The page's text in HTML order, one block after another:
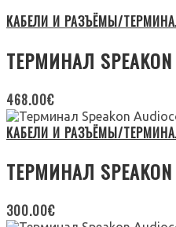
КАБЕЛИ И РАЗЪЁМЫ/ТЕРМИНАЛ
ТЕРМИНАЛ SPEAKON
468.00€
КАБЕЛИ И РАЗЪЁМЫ/ТЕРМИНАЛ
ТЕРМИНАЛ SPEAKON
300.00€